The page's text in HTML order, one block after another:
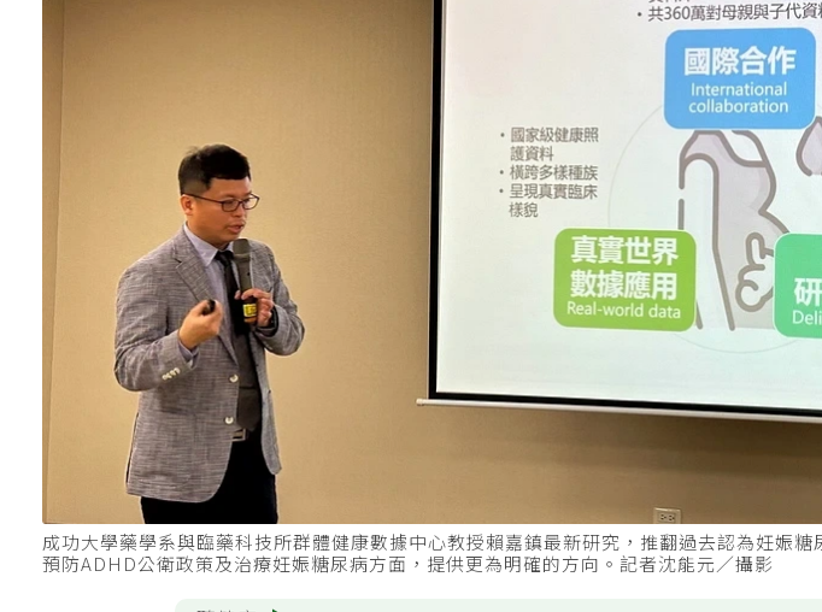
成功大學藥學系與臨藥科技所群體健康數據中心教授賴嘉鎮最新研究，推翻過去認為妊娠
預防ADHD公衛政策及治療妊娠糖尿病方面，提供更為明確的方向。記者沈能元／攝影